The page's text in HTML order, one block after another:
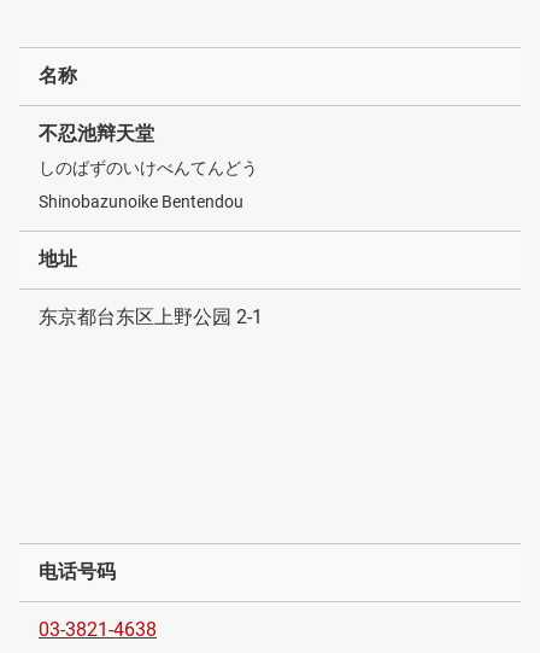
名称
不忍池辩天堂
しのばずのいけべんてんどう
Shinobazunoike Bentendou
地址
东京都台东区上野公园 2-1
电话号码
03-3821-4638